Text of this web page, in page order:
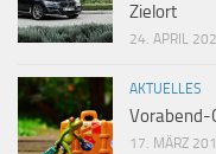
Zielort
24. APRIL
AKTUELLES
Vorabend-
17. MÄRZ